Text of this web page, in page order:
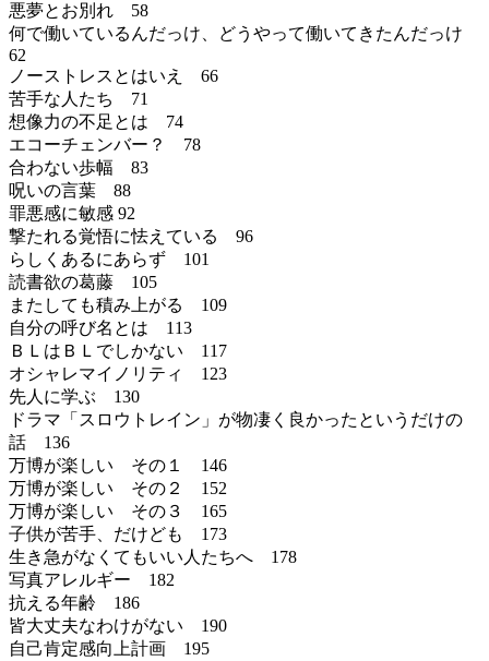
悪夢とお別れ 58
何で働いているんだっけ、どうやって働いてきたんだっけ
62
ノーストレスとはいえ 66
苦手な人たち 71
想像力の不足とは 74
エコーチェンバー？ 78
合わない歩幅 83
呪いの言葉 88
罪悪感に敏感 92
撃たれる覚悟に怯えている 96
らしくあるにあらず 101
読書欲の葛藤 105
またしても積み上がる 109
自分の呼び名とは 113
ＢＬはＢＬでしかない 117
オシャレマイノリティ 123
先人に学ぶ 130
ドラマ「スロウトレイン」が物凄く良かったというだけの
話 136
万博が楽しい その１ 146
万博が楽しい その２ 152
万博が楽しい その３ 165
子供が苦手、だけども 173
生き急がなくてもいい人たちへ 178
写真アレルギー 182
抗える年齢 186
皆大丈夫なわけがない 190
自己肯定感向上計画 195